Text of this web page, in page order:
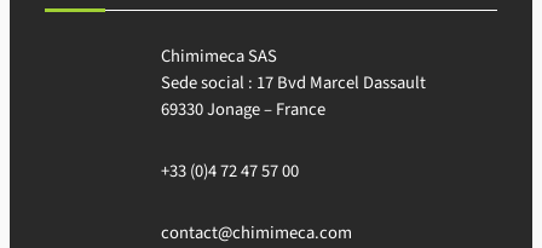
Chimimeca SAS
Sede social : 17 Bvd Marcel Dassault
69330 Jonage – France
+33 (0)4 72 47 57 00
contact@chimimeca.com